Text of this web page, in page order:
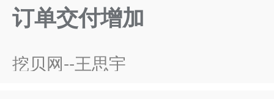
订单交付增加
挖贝网--王思宇